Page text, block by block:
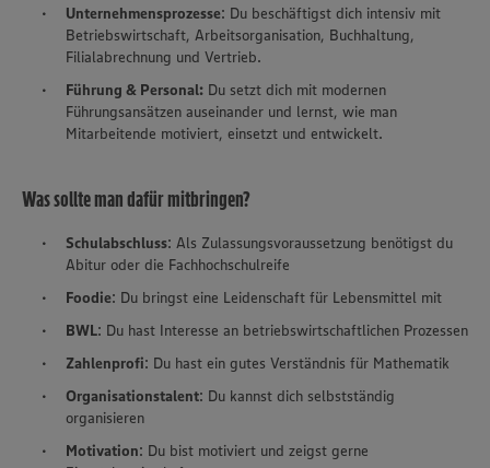
Unternehmensprozesse: Du beschäftigst dich intensiv mit
Betriebswirtschaft, Arbeitsorganisation, Buchhaltung,
Filialabrechnung und Vertrieb.
Führung & Personal: Du setzt dich mit modernen
Führungsansätzen auseinander und lernst, wie man
Mitarbeitende motiviert, einsetzt und entwickelt.
Was sollte man dafür mitbringen?
Schulabschluss: Als Zulassungsvoraussetzung benötigst du
Abitur oder die Fachhochschulreife
Foodie: Du bringst eine Leidenschaft für Lebensmittel mit
BWL: Du hast Interesse an betriebswirtschaftlichen Prozessen
Zahlenprofi: Du hast ein gutes Verständnis für Mathematik
Organisationstalent: Du kannst dich selbstständig
organisieren
Motivation: Du bist motiviert und zeigst gerne